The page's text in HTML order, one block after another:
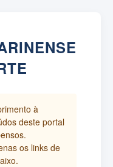
à
deste portal
os links de